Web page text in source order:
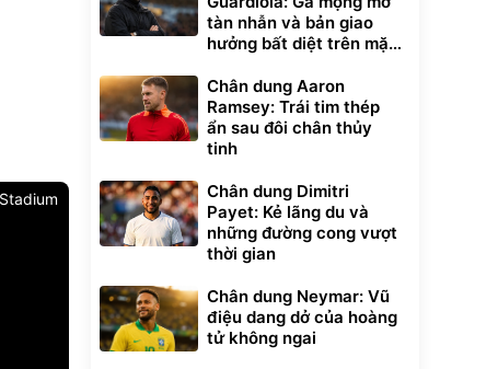
tàn nhẫn và bản giao
hưởng bất diệt trên mặt
Chân dung Aaron
Ramsey: Trái tim thép
ẩn sau đôi chân thủy
tinh
Chân dung Dimitri
Payet: Kẻ lãng du và
những đường cong vượt
thời gian
Chân dung Neymar: Vũ
điệu dang dở của hoàng
tử không ngai